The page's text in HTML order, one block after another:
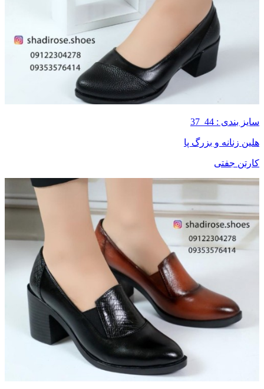
سایز بندی : 44_37
هلین زنانه و بزرگ پا
کارتن جفتی